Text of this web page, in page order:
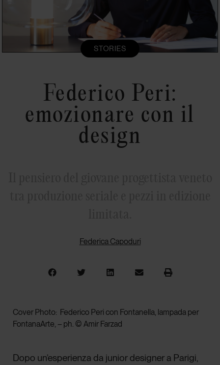
STORIES
Federico Peri:
emozionare con il
design
Federica Capoduri
Cover Photo: Federico Peri con Fontanella, lampada per
FontanaArte, – ph. © Amir Farzad
Dopo un’esperienza da junior designer a Parigi,